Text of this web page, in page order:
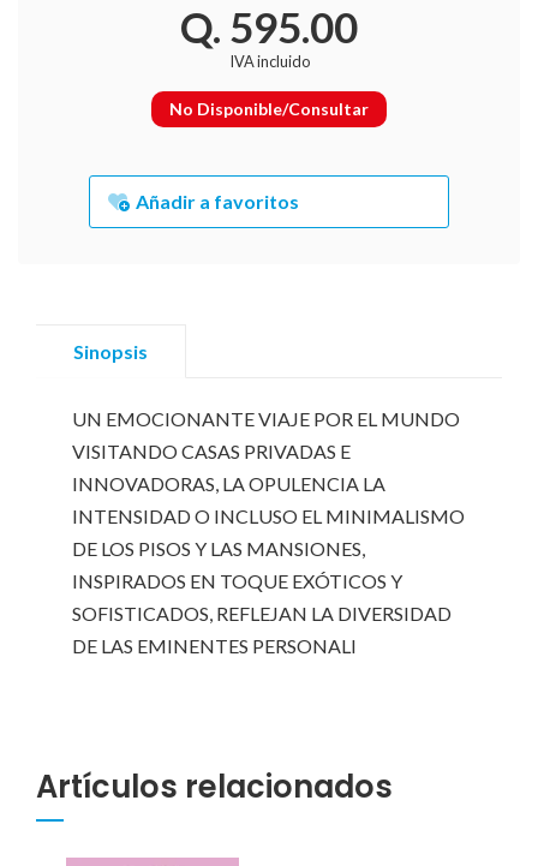
Q. 595.00
IVA incluido
No Disponible/Consultar
Añadir a favoritos
Sinopsis
UN EMOCIONANTE VIAJE POR EL MUNDO
VISITANDO CASAS PRIVADAS E
INNOVADORAS, LA OPULENCIA LA
INTENSIDAD O INCLUSO EL MINIMALISMO
DE LOS PISOS Y LAS MANSIONES,
INSPIRADOS EN TOQUE EXÓTICOS Y
SOFISTICADOS, REFLEJAN LA DIVERSIDAD
DE LAS EMINENTES PERSONALI
Artículos relacionados